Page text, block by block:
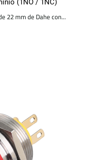
(1NO / 1NC)
22 mm de Dahe con...